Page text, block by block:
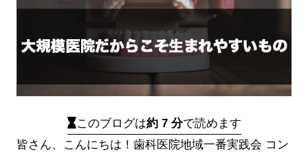
このブログは約 7 分で読めます
皆さん、こんにちは！歯科医院地域一番実践会 コン